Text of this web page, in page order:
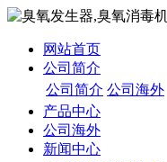
网站首页
公司简介
公司简介 公司海外
产品中心
公司海外
新闻中心